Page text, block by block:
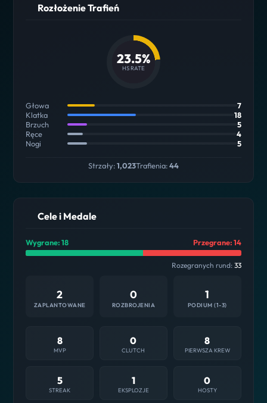
Rozłożenie Trafień
23.5%
HS RATE
Głowa
7
Klatka
18
Brzuch
5
Ręce
4
Nogi
5
Strzały:1,023Trafienia:44
Cele i Medale
Wygrane: 18 Przegrane: 14
Rozegranych rund: 33
2
ZAPLANTOWANE
0
ROZBROJENIA
1
PODIUM (1-3)
8
MVP
0
CLUTCH
8
PIERWSZA KREW
5
STREAK
1
EKSPLOZJE
0
HOSTY